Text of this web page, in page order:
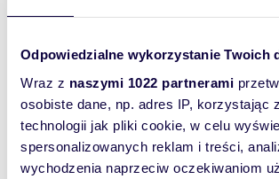
Odpowiedzialne wykorzystanie Twoich
Wraz z naszymi 1022 partnerami
osobiste dane, np. adres IP, korzystając
technologii jak pliki cookie, w celu
spersonalizowanych reklam i treści,
wychodzenia naprzeciw oczekiwaniom
0 3 58,52 m2
1 58,52 m